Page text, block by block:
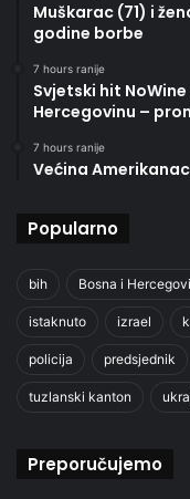
Muškarac (71) i
godine borbe
7 hours ranije
Svjetski hit
Hercegovinu –
7 hours ranije
Većina
Popularno
bih Bosna i
istaknuto izrael
policija predsjednik
tuzlanski kanton
Preporučujemo